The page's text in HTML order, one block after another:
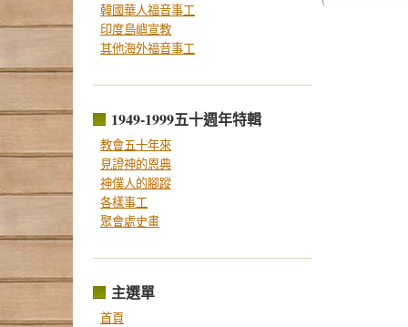
韓國華人福音事工
印度島嶼宣教
其他海外福音事工
1949-1999五十週年特輯
教會五十年來
見證神的恩典
神僕人的腳蹤
各樣事工
聚會處史畫
主選單
首頁